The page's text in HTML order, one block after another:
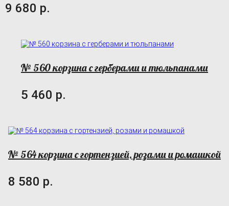
9 680 р.
№ 560 корзина с герберами и тюльпанами
5 460 р.
№ 564 корзина с гортензией, розами и ромашкой
8 580 р.